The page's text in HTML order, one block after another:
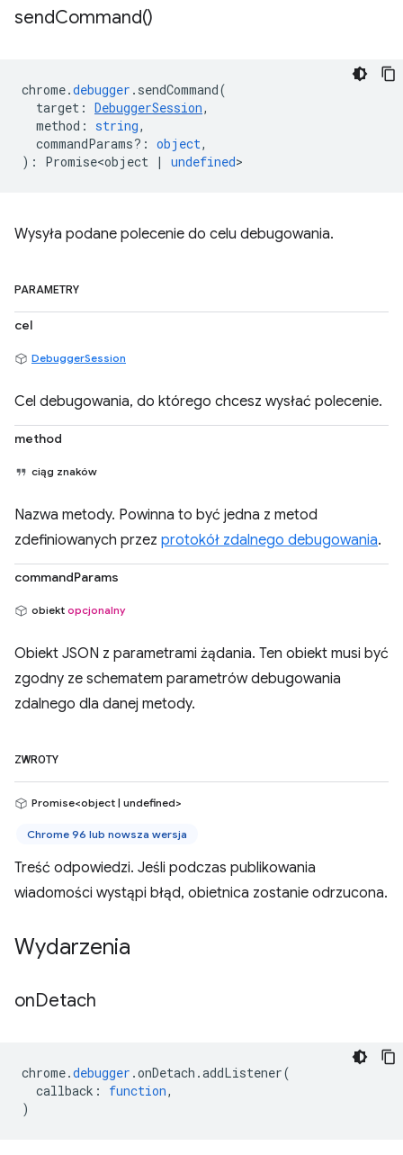
sendCommand()
chrome.debugger . sendCommand(
target : DebuggerSession,
method : string,
commandParams? : object,
) : Promise<object | undefined>
Wysyła podane polecenie do celu debugowania.
PARAMETRY
cel
DebuggerSession
Cel debugowania, do którego chcesz wysłać polecenie.
method
ciąg znaków
Nazwa metody. Powinna to być jedna z metod
zdefiniowanych przez protokół zdalnego debugowania.
commandParams
obiekt opcjonalny
Obiekt JSON z parametrami żądania. Ten obiekt musi być
zgodny ze schematem parametrów debugowania
zdalnego dla danej metody.
ZWROTY
Promise<object | undefined>
Chrome 96 lub nowsza wersja
Treść odpowiedzi. Jeśli podczas publikowania
wiadomości wystąpi błąd, obietnica zostanie odrzucona.
Wydarzenia
onDetach
chrome.debugger .onDetach .addListener(
callback : function,
)